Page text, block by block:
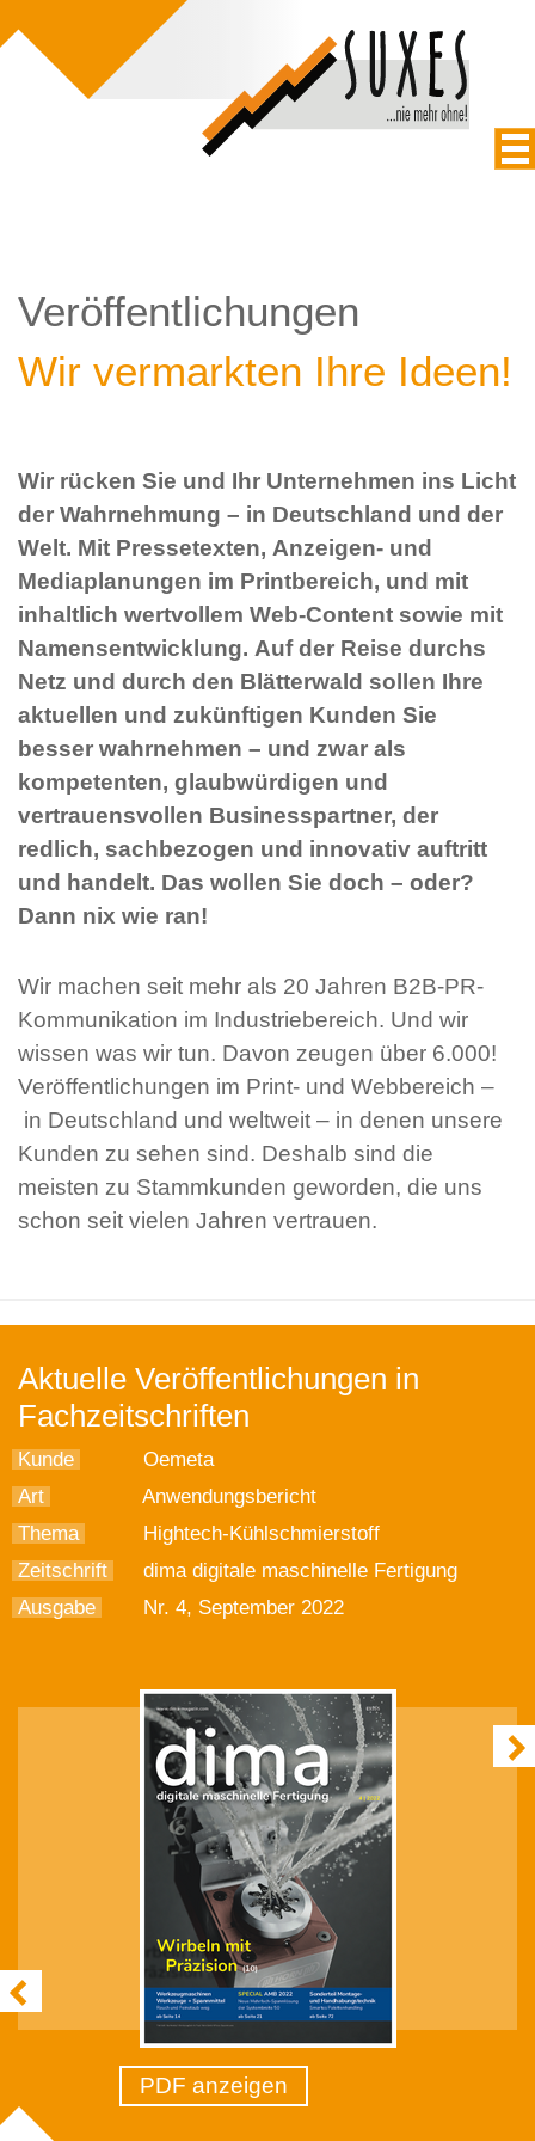
Veröffentlichungen
Wir vermarkten Ihre Ideen!
Wir rücken Sie und Ihr Unternehmen ins Licht
der Wahrnehmung – in Deutschland und der
Welt. Mit Pressetexten, Anzeigen- und
Mediaplanungen im Printbereich, und mit
inhaltlich wertvollem Web-Content sowie mit
Namensentwicklung. Auf der Reise durchs
Netz und durch den Blätterwald sollen Ihre
aktuellen und zukünftigen Kunden Sie
besser wahrnehmen – und zwar als
kompetenten, glaubwürdigen und
vertrauensvollen Businesspartner, der
redlich, sachbezogen und innovativ auftritt
und handelt. Das wollen Sie doch – oder?
Dann nix wie ran!
Wir machen seit mehr als 20 Jahren B2B-PR-
Kommunikation im Industriebereich. Und wir
wissen was wir tun. Davon zeugen über 6.000!
Veröffentlichungen im Print- und Webbereich –
in Deutschland und weltweit – in denen unsere
Kunden zu sehen sind. Deshalb sind die
meisten zu Stammkunden geworden, die uns
schon seit vielen Jahren vertrauen.
Aktuelle Veröffentlichungen in
Fachzeitschriften
Kunde
Oemeta
Art
Anwendungsbericht
Thema
Hightech-Kühlschmierstoff
Zeitschrift
dima digitale maschinelle Fertigung
Ausgabe
Nr. 4, September 2022
PDF anzeigen